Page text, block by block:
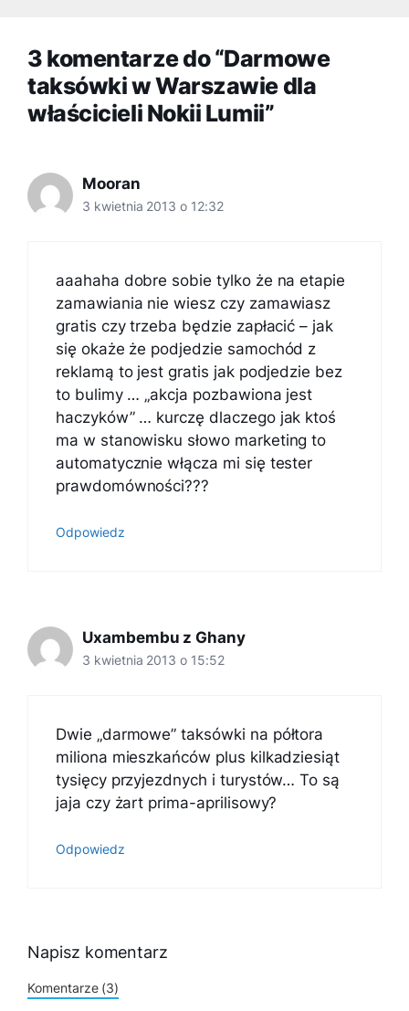
3 komentarze do “Darmowe
taksówki w Warszawie dla
właścicieli Nokii Lumii”
Mooran
3 kwietnia 2013 o 12:32
aaahaha dobre sobie tylko że na etapie
zamawiania nie wiesz czy zamawiasz
gratis czy trzeba będzie zapłacić – jak
się okaże że podjedzie samochód z
reklamą to jest gratis jak podjedzie bez
to bulimy … „akcja pozbawiona jest
haczyków” … kurczę dlaczego jak ktoś
ma w stanowisku słowo marketing to
automatycznie włącza mi się tester
prawdomówności???
Odpowiedz
Uxambembu z Ghany
3 kwietnia 2013 o 15:52
Dwie „darmowe” taksówki na półtora
miliona mieszkańców plus kilkadziesiąt
tysięcy przyjezdnych i turystów… To są
jaja czy żart prima-aprilisowy?
Odpowiedz
Napisz komentarz
Komentarze (3)